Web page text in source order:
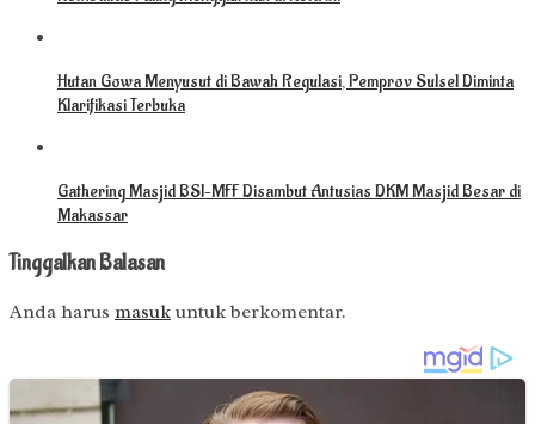
Hutan Gowa Menyusut di Bawah Regulasi, Pemprov Sulsel Diminta
Klarifikasi Terbuka
Gathering Masjid BSI–MFF Disambut Antusias DKM Masjid Besar di
Makassar
Tinggalkan Balasan
Anda harus masuk untuk berkomentar.